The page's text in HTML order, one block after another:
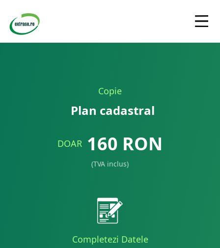
Copie
Plan cadastral
DOAR 160 RON
(TVA inclus)
Completezi Datele